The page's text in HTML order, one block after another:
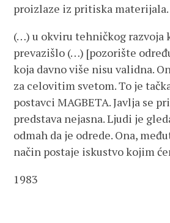
proizlaze iz pritiska materijala.
(…) u okviru tehničkog razvoja
prevazišlo (…) [pozorište
koja davno više nisu validna.
za celovitim svetom. To je
postavci MAGBETA. Javlja se
predstava nejasna. Ljudi je
odmah da je odrede. Ona,
način postaje iskustvo kojim
1983